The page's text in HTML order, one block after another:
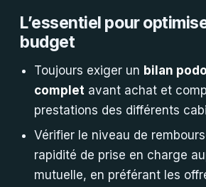
L’essentiel pour
budget
Toujours exiger un bilan
complet avant achat et
prestations des différents
Vérifier le niveau de
rapidité de prise en charge
mutuelle, en préférant les